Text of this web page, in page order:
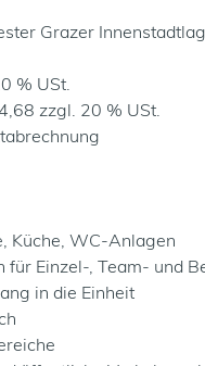
Grazer
% USt.
zzgl. 20 % USt.
Küche, WC-Anlagen
für Einzel-, Team- und
in die Einheit